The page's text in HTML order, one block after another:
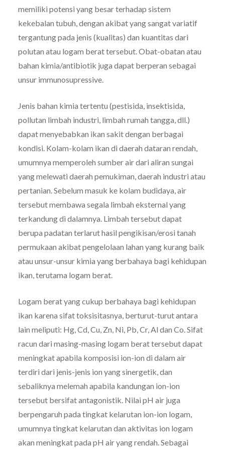
memiliki potensi yang besar terhadap sistem
kekebalan tubuh, dengan akibat yang sangat variatif
tergantung pada jenis (kualitas) dan kuantitas dari
polutan atau logam berat tersebut. Obat-obatan atau
bahan kimia/antibiotik juga dapat berperan sebagai
unsur immunosupressive.
Jenis bahan kimia tertentu (pestisida, insektisida,
pollutan limbah industri, limbah rumah tangga, dll.)
dapat menyebabkan ikan sakit dengan berbagai
kondisi. Kolam-kolam ikan di daerah dataran rendah,
umumnya memperoleh sumber air dari aliran sungai
yang melewati daerah pemukiman, daerah industri atau
pertanian. Sebelum masuk ke kolam budidaya, air
tersebut membawa segala limbah eksternal yang
terkandung di dalamnya. Limbah tersebut dapat
berupa padatan terlarut hasil pengikisan/erosi tanah
permukaan akibat pengelolaan lahan yang kurang baik
atau unsur-unsur kimia yang berbahaya bagi kehidupan
ikan, terutama logam berat.
Logam berat yang cukup berbahaya bagi kehidupan
ikan karena sifat toksisitasnya, berturut-turut antara
lain meliputi: Hg, Cd, Cu, Zn, Ni, Pb, Cr, Al dan Co. Sifat
racun dari masing-masing logam berat tersebut dapat
meningkat apabila komposisi ion-ion di dalam air
terdiri dari jenis-jenis ion yang sinergetik, dan
sebaliknya melemah apabila kandungan ion-ion
tersebut bersifat antagonistik. Nilai pH air juga
berpengaruh pada tingkat kelarutan ion-ion logam,
umumnya tingkat kelarutan dan aktivitas ion logam
akan meningkat pada pH air yang rendah. Sebagai